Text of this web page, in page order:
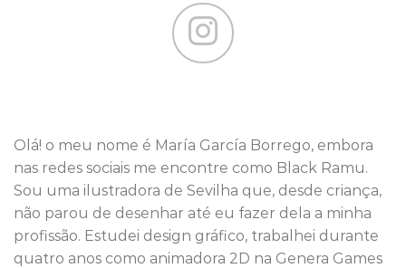
Olá! o meu nome é María García Borrego, embora
nas redes sociais me encontre como Black Ramu.
Sou uma ilustradora de Sevilha que, desde criança,
não parou de desenhar até eu fazer dela a minha
profissão. Estudei design gráfico, trabalhei durante
quatro anos como animadora 2D na Genera Games